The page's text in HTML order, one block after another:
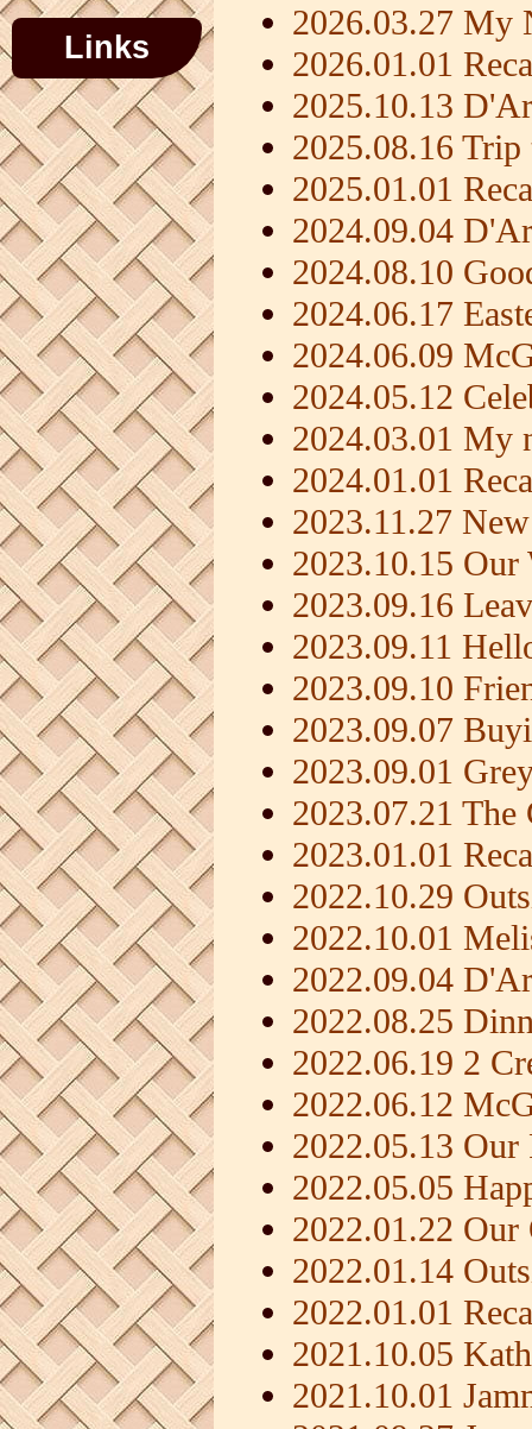
Links
2026.03.27 My
2026.01.01
2025.10.13
2025.08.16
2025.01.01
2024.09.04
2024.08.10
2024.06.17
2024.06.09
2024.05.12
2024.03.01 My
2024.01.01
2023.11.27
2023.10.15
2023.09.16
2023.09.11
2023.09.10
2023.09.07
2023.09.01
2023.07.21 The
2023.01.01
2022.10.29
2022.10.01
2022.09.04
2022.08.25
2022.06.19 2
2022.06.12
2022.05.13
2022.05.05
2022.01.22
2022.01.14
2022.01.01
2021.10.05
2021.10.01